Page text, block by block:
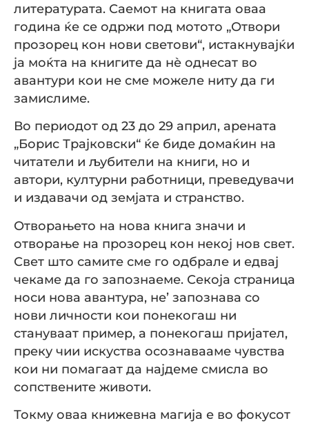
литературата. Саемот на книгата оваа
година ќе се одржи под мотото „Отвори
прозорец кон нови светови“, истакнувајќи
ја моќта на книгите да нѐ однесат во
авантури кои не сме можеле ниту да ги
замислиме.
Во периодот од 23 до 29 април, арената
„Борис Трајковски“ ќе биде домаќин на
читатели и љубители на книги, но и
автори, културни работници, преведувачи
и издавачи од земјата и странство.
Отворањето на нова книга значи и
отворање на прозорец кон некој нов свет.
Свет што самите сме го одбрале и едвај
чекаме да го запознаеме. Секоја страница
носи нова авантура, не’ запознава со
нови личности кои понекогаш ни
стануваат пример, а понекогаш пријател,
преку чии искуства осознавaаме чувства
кои ни помагаат да најдеме смисла во
сопствените животи.
Токму оваа книжевна магија е во фокусот